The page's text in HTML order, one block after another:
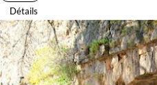
Détails